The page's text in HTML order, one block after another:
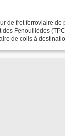
de fret ferroviaire de
des Fenouillèdes
de colis à